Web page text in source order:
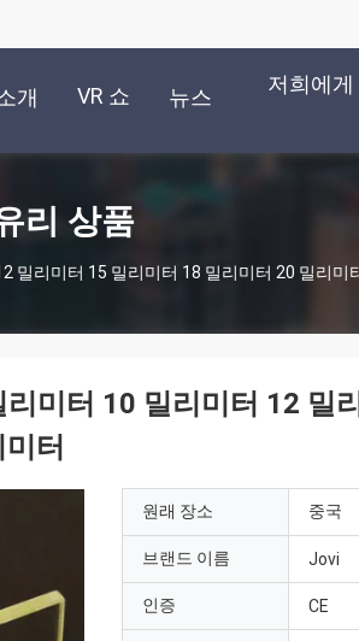
개 VR 쇼 뉴스
저희에
리 상품
밀리미터 15 밀리미터 18 밀리미터 20 밀리미
미터 10 밀리미터 12 밀
터
원래 장소 중국
브랜드 이름 Jovi
인증 CE